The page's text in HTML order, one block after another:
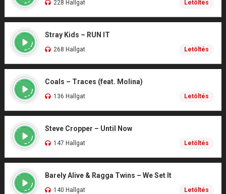
228 Hallgat Letöltés
Stray Kids – RUN IT
268 Hallgat Letöltés
Coals – Traces (feat. Molina)
136 Hallgat Letöltés
Steve Cropper – Until Now
147 Hallgat Letöltés
Barely Alive & Ragga Twins – We Set It
140 Hallgat Letöltés